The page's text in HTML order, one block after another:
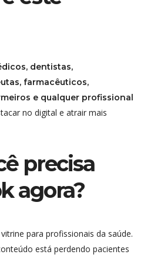
dentistas,
farmacêuticos,
e qualquer profissional
no digital e atrair mais
precisa
agora?
para profissionais da saúde.
está perdendo pacientes